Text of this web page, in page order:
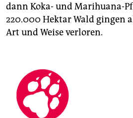
dann Koka- und Marihuana-
220.000 Hektar Wald gingen
Art und Weise verloren.